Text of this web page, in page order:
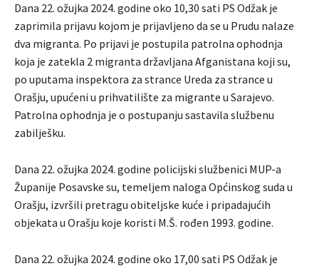
Dana 22. ožujka 2024. godine oko 10,30 sati PS Odžak je
zaprimila prijavu kojom je prijavljeno da se u Prudu nalaze
dva migranta. Po prijavi je postupila patrolna ophodnja
koja je zatekla 2 migranta državljana Afganistana koji su,
po uputama inspektora za strance Ureda za strance u
Orašju, upućeni u prihvatilište za migrante u Sarajevo.
Patrolna ophodnja je o postupanju sastavila službenu
zabilješku.
Dana 22. ožujka 2024. godine policijski službenici MUP-a
Županije Posavske su, temeljem naloga Općinskog suda u
Orašju, izvršili pretragu obiteljske kuće i pripadajućih
objekata u Orašju koje koristi M.Š. rođen 1993. godine.
Dana 22. ožujka 2024. godine oko 17,00 sati PS Odžak je